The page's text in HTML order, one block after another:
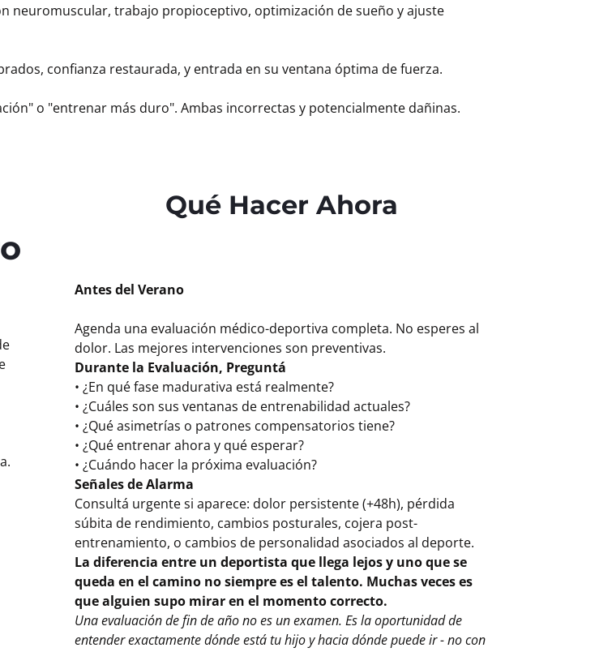
neuromuscular, trabajo propioceptivo, optimización de sueño y ajuste
confianza restaurada, y entrada en su ventana óptima de fuerza.
o "entrenar más duro". Ambas incorrectas y potencialmente dañinas.
Qué Hacer Ahora
Antes del Verano
Agenda una evaluación médico-deportiva completa. No esperes al
dolor. Las mejores intervenciones son preventivas.
Durante la Evaluación, Preguntá
• ¿En qué fase madurativa está realmente?
• ¿Cuáles son sus ventanas de entrenabilidad actuales?
• ¿Qué asimetrías o patrones compensatorios tiene?
• ¿Qué entrenar ahora y qué esperar?
• ¿Cuándo hacer la próxima evaluación?
Señales de Alarma
Consultá urgente si aparece: dolor persistente (+48h), pérdida
súbita de rendimiento, cambios posturales, cojera post-
entrenamiento, o cambios de personalidad asociados al deporte.
La diferencia entre un deportista que llega lejos y uno que se
queda en el camino no siempre es el talento. Muchas veces es
que alguien supo mirar en el momento correcto.
Una evaluación de fin de año no es un examen. Es la oportunidad de
entender exactamente dónde está tu hijo y hacia dónde puede ir - no con